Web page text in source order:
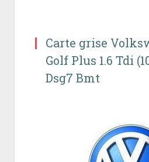
Carte grise
Golf Plus 1.6 Tdi
Dsg7 Bmt